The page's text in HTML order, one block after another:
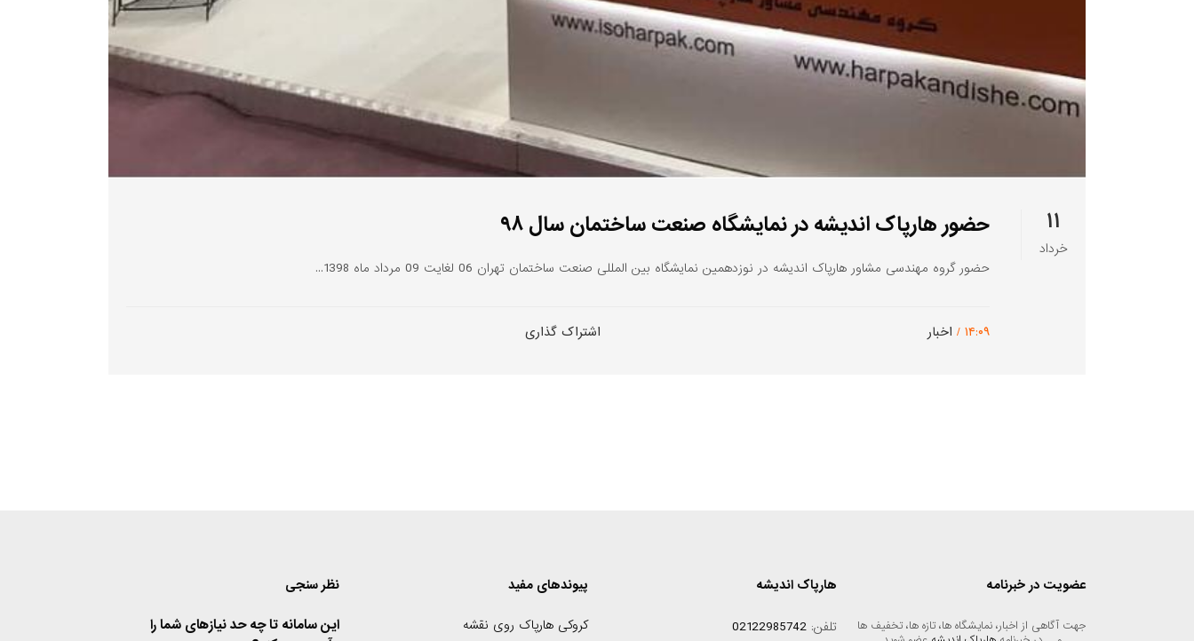
۱۱
خرداد
حضور هارپاک اندیشه در نمایشگاه صنعت ساختمان سال ۹۸
حضور گروه مهندسی مشاور هارپاک اندیشه در نوزدهمین نمایشگاه بین المللی صنعت ساختمان تهران 06 لغایت 09 مرداد ماه 1398...
۱۴:۰۹ / اخبار اشتراک گذاری
عضویت در خبرنامه هارپاک اندیشه
تلفن: 02122985742
پیوندهای مفید
کروکی هارپاک روی نقشه
نظر سنجی
این سامانه تا چه حد نیازهای شما را